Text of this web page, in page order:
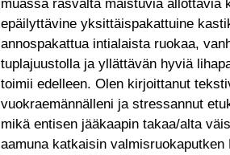
muassa rasvalta maistuvia ällöttäviä
epäilyttävine yksittäispakattuine
annospakattua intialaista ruokaa,
tuplajuustolla ja yllättävän hyviä
toimii edelleen. Olen kirjoittanut
vuokraemännälleni ja stressannut
mikä entisen jääkaapin takaa/alta
aamuna katkaisin